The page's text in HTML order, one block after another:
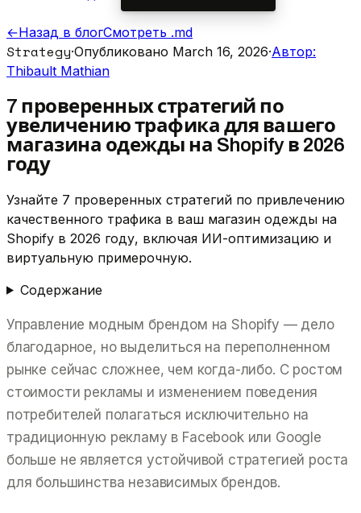
←Назад в блогСмотреть .md
Strategy·Опубликовано March 16, 2026·Автор:
Thibault Mathian
7 проверенных стратегий по
увеличению трафика для вашего
магазина одежды на Shopify в 2026
году
Узнайте 7 проверенных стратегий по привлечению
качественного трафика в ваш магазин одежды на
Shopify в 2026 году, включая ИИ-оптимизацию и
виртуальную примерочную.
Содержание
Управление модным брендом на Shopify — дело
благодарное, но выделиться на переполненном
рынке сейчас сложнее, чем когда-либо. С ростом
стоимости рекламы и изменением поведения
потребителей полагаться исключительно на
традиционную рекламу в Facebook или Google
больше не является устойчивой стратегией роста
для большинства независимых брендов.